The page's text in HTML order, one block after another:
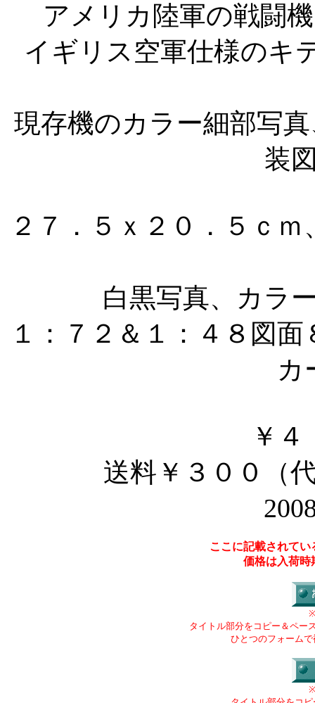
アメリカ陸軍の戦闘
イギリス空軍仕様のキ
現存機のカラー細部写
装
２７．５ｘ２０．５ｃ
白黒写真、カラ
１：７２＆１：４８図
カ
￥
送料￥３００（
ここに記載されて
価格は入荷時
タイトル部分をコピー＆ペー
ひとつのフォーム